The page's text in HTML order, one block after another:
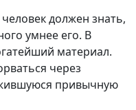
должен знать,
умнее его. В
материал.
через
привычную